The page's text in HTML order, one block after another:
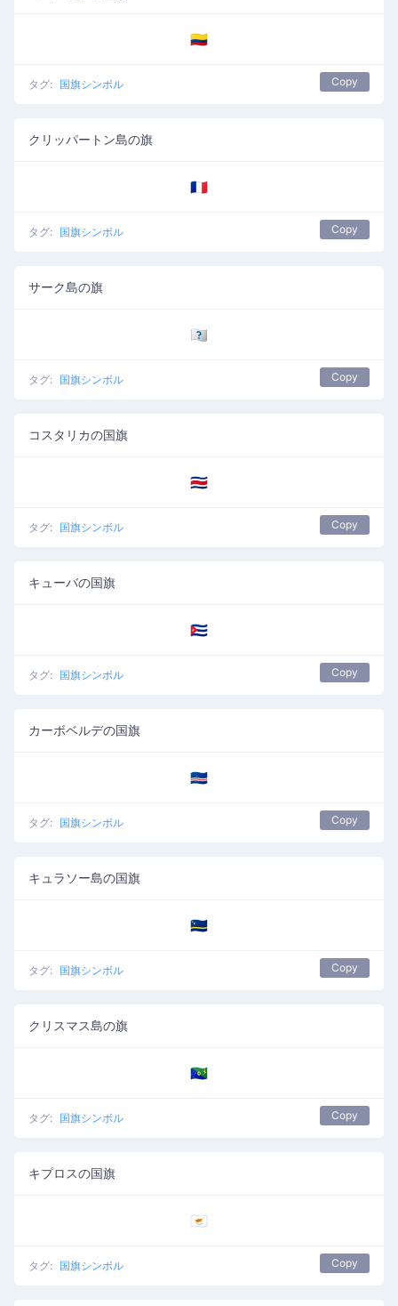
🇨🇴
タグ: 国旗シンボル Copy
クリッパートン島の旗
🇨🇵
タグ: 国旗シンボル Copy
サーク島の旗
🇨🇶
タグ: 国旗シンボル Copy
コスタリカの国旗
🇨🇷
タグ: 国旗シンボル Copy
キューバの国旗
🇨🇺
タグ: 国旗シンボル Copy
カーボベルデの国旗
🇨🇻
タグ: 国旗シンボル Copy
キュラソー島の国旗
🇨🇼
タグ: 国旗シンボル Copy
クリスマス島の旗
🇨🇽
タグ: 国旗シンボル Copy
キプロスの国旗
🇨🇾
タグ: 国旗シンボル Copy